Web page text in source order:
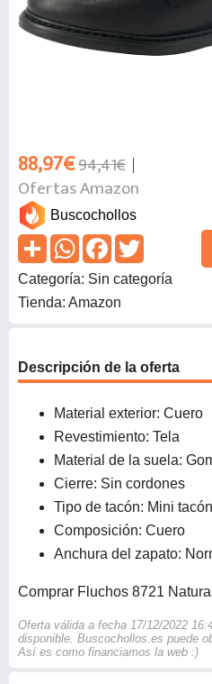
88,97€94,41€
Ofertas Amazon
Buscochollos
Categoría: Sin categoría
Tienda: Amazon
Descripción de la oferta
Material exterior: Cuero
Revestimiento: Tela
Material de la suela:
Cierre: Sin cordones
Tipo de tacón: Mini tacón
Composición: Cuero
Anchura del zapato:
Comprar Fluchos 8721
Oferta válida a fecha 17/12/2022
disponible. Buscochollos.es puede
Así es como financiamos la web :)